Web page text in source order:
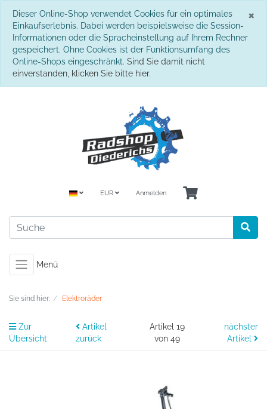
×
Dieser Online-Shop verwendet Cookies für ein optimales
Einkaufserlebnis. Dabei werden beispielsweise die Session-
Informationen oder die Spracheinstellung auf Ihrem Rechner
gespeichert. Ohne Cookies ist der Funktionsumfang des
Online-Shops eingeschränkt. Sind Sie damit nicht
einverstanden, klicken Sie bitte hier.
EUR Anmelden
Menü
Sie sind hier: Elektroräder
Zur
Übersicht
Artikel
zurück
Artikel 19
von 49
nächster
Artikel